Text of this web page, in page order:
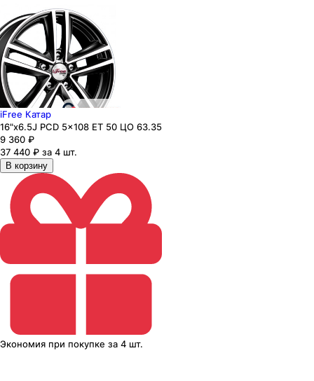
iFree Катар
16"x6.5J PCD 5x108 ЕТ 50 ЦО 63.35
9 360 ₽
37 440 ₽ за 4 шт.
В корзину
Экономия при покупке за 4 шт.